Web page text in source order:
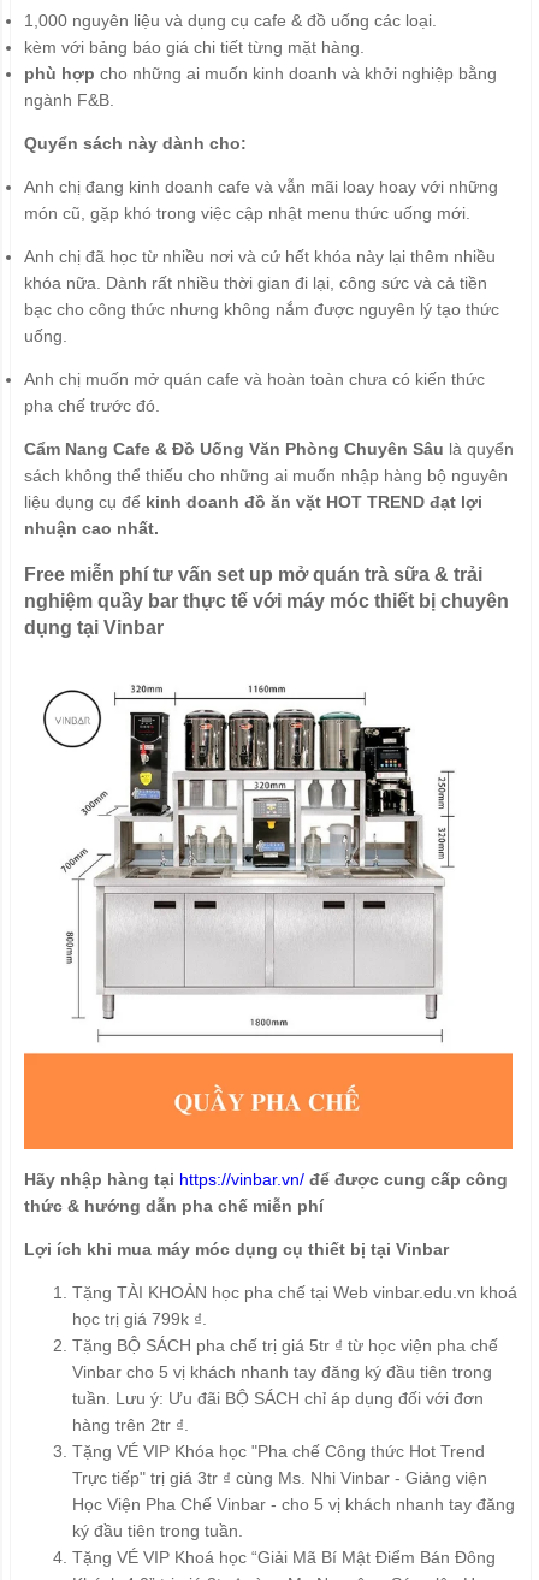
1,000 nguyên liệu và dụng cụ cafe & đồ uống các loại.
kèm với bảng báo giá chi tiết từng mặt hàng.
phù hợp cho những ai muốn kinh doanh và khởi nghiệp bằng
ngành F&B.
Quyển sách này dành cho:
Anh chị đang kinh doanh cafe và vẫn mãi loay hoay với những
món cũ, gặp khó trong việc cập nhật menu thức uống mới.
Anh chị đã học từ nhiều nơi và cứ hết khóa này lại thêm nhiều
khóa nữa. Dành rất nhiều thời gian đi lại, công sức và cả tiền
bạc cho công thức nhưng không nắm được nguyên lý tạo thức
uống.
Anh chị muốn mở quán cafe và hoàn toàn chưa có kiến thức
pha chế trước đó.
Cẩm Nang Cafe & Đồ Uống Văn Phòng Chuyên Sâu là quyển
sách không thể thiếu cho những ai muốn nhập hàng bộ nguyên
liệu dụng cụ để kinh doanh đồ ăn vặt HOT TREND đạt lợi
nhuận cao nhất.
Free miễn phí tư vấn set up mở quán trà sữa & trải
nghiệm quầy bar thực tế với máy móc thiết bị chuyên
dụng tại Vinbar
Hãy nhập hàng tại https://vinbar.vn/để được cung cấp công
thức & hướng dẫn pha chế miễn phí
Lợi ích khi mua máy móc dụng cụ thiết bị tại Vinbar
Tặng TÀI KHOẢN học pha chế tại Web vinbar.edu.vn khoá
học trị giá 799k ₫.
Tặng BỘ SÁCH pha chế trị giá 5tr ₫ từ học viện pha chế
Vinbar cho 5 vị khách nhanh tay đăng ký đầu tiên trong
tuần. Lưu ý: Ưu đãi BỘ SÁCH chỉ áp dụng đối với đơn
hàng trên 2tr ₫.
Tặng VÉ VIP Khóa học "Pha chế Công thức Hot Trend
Trực tiếp" trị giá 3tr ₫ cùng Ms. Nhi Vinbar - Giảng viện
Học Viện Pha Chế Vinbar - cho 5 vị khách nhanh tay đăng
ký đầu tiên trong tuần.
Tặng VÉ VIP Khoá học “Giải Mã Bí Mật Điểm Bán Đông